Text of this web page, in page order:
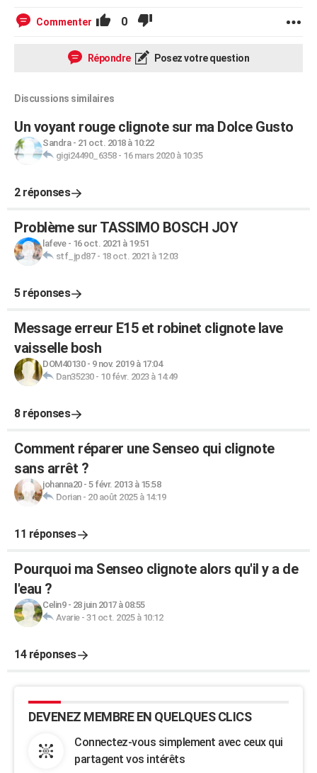
Commenter 0
Répondre Posez votre question
Discussions similaires
Un voyant rouge clignote sur ma Dolce Gusto
Sandra- 21 oct. 2018 à 10:22
gigi24490_6358- 16 mars 2020 à 10:35
2 réponses
Problème sur TASSIMO BOSCH JOY
lafeve- 16 oct. 2021 à 19:51
stf_jpd87- 18 oct. 2021 à 12:03
5 réponses
Message erreur E15 et robinet clignote lave
vaisselle bosh
DOM40130- 9 nov. 2019 à 17:04
Dan35230- 10 févr. 2023 à 14:49
8 réponses
Comment réparer une Senseo qui clignote
sans arrêt ?
johanna20- 5 févr. 2013 à 15:58
Dorian- 20 août 2025 à 14:19
11 réponses
Pourquoi ma Senseo clignote alors qu'il y a de
l'eau ?
Celin9- 28 juin 2017 à 08:55
Avarie- 31 oct. 2025 à 10:12
14 réponses
DEVENEZ MEMBRE EN QUELQUES CLICS
Connectez-vous simplement avec ceux qui
partagent vos intérêts